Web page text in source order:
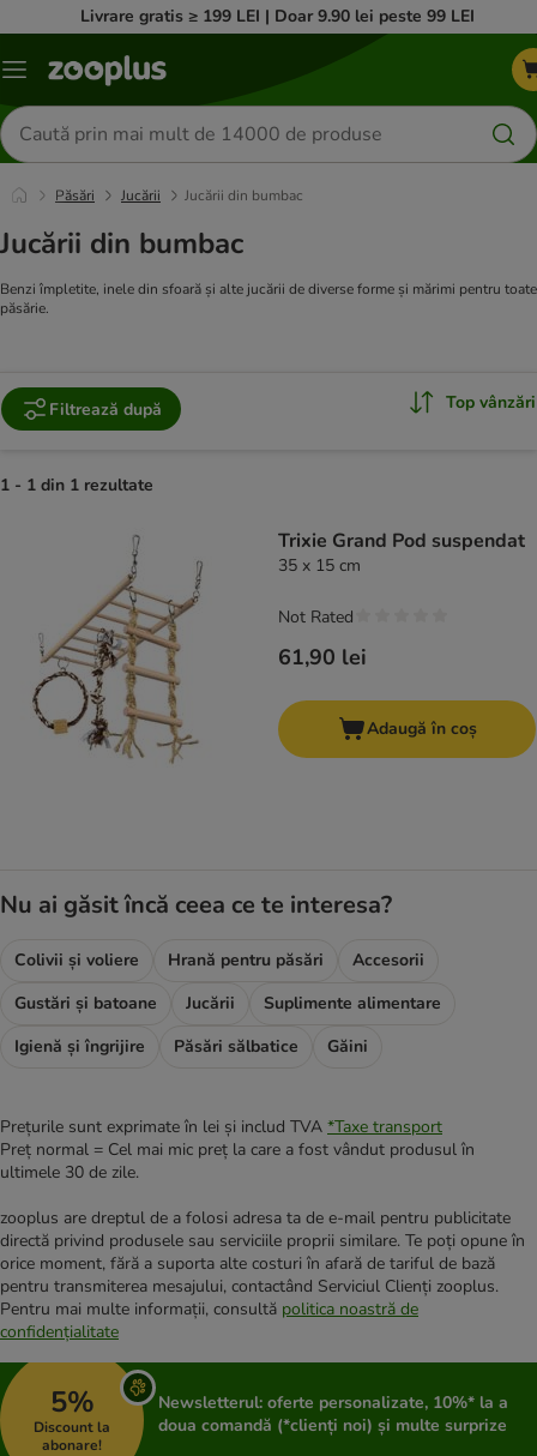
Livrare gratis ≥ 199 LEI | Doar 9.90 lei peste 99 LEI
Categorii
Căutare
produse
Păsări Jucării Jucării din bumbac
Jucării din bumbac
Benzi împletite, inele din sfoară și alte jucării de diverse forme și mărimi pentru toate
păsărie.
Filtrează după Top vânzări
1 - 1 din 1 rezultate
Trixie Grand Pod suspendat
35 x 15 cm
61,90 lei
Not Rated
Adaugă în coș
Nu ai găsit încă ceea ce te interesa?
Colivii și voliere Hrană pentru păsări
Accesorii
Gustări și batoane
Jucării
Suplimente alimentare
Igienă și îngrijire
Păsări sălbatice Găini
Prețurile sunt exprimate în lei și includ TVA *Taxe transport
Preț normal = Cel mai mic preț la care a fost vândut produsul în
ultimele 30 de zile.
zooplus are dreptul de a folosi adresa ta de e-mail pentru publicitate
directă privind produsele sau serviciile proprii similare. Te poți opune în
orice moment, fără a suporta alte costuri în afară de tariful de bază
pentru transmiterea mesajului, contactând Serviciul Clienți zooplus.
Pentru mai multe informații, consultă politica noastră de
confidențialitate
5%
Discount la
abonare!
Newsletterul: oferte personalizate, 10%* la a
doua comandă (*clienți noi) și multe surprize